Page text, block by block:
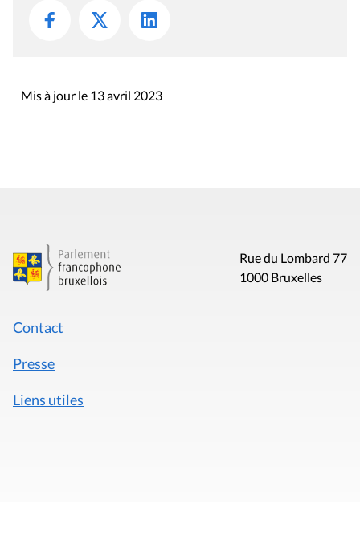
Mis à jour le 13 avril 2023
Rue du Lombard 77
1000 Bruxelles
Contact
Presse
Liens utiles